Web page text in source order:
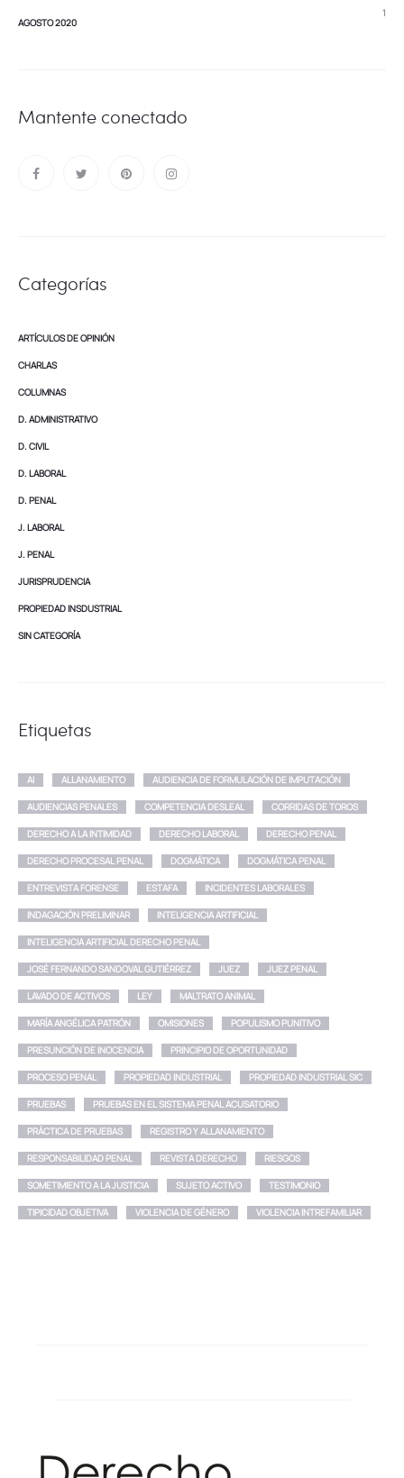
AGOSTO 2020
1
Mantente conectado
Categorías
ARTÍCULOS DE OPINIÓN
CHARLAS
COLUMNAS
D. ADMINISTRATIVO
D. CIVIL
D. LABORAL
D. PENAL
J. LABORAL
J. PENAL
JURISPRUDENCIA
PROPIEDAD INSDUSTRIAL
SIN CATEGORÍA
Etiquetas
AI ALLANAMIENTO AUDIENCIA DE FORMULACIÓN DE IMPUTACIÓN
AUDIENCIAS PENALES COMPETENCIA DESLEAL CORRIDAS DE TOROS
DERECHO A LA INTIMIDAD DERECHO LABORAL DERECHO PENAL
DERECHO PROCESAL PENAL DOGMÁTICA DOGMÁTICA PENAL
ENTREVISTA FORENSE ESTAFA INCIDENTES LABORALES
INDAGACIÓN PRELIMINAR INTELIGENCIA ARTIFICIAL
INTELIGENCIA ARTIFICIAL DERECHO PENAL
JOSÉ FERNANDO SANDOVAL GUTIÉRREZ JUEZ JUEZ PENAL
LAVADO DE ACTIVOS LEY MALTRATO ANIMAL
MARÍA ANGÉLICA PATRÓN OMISIONES POPULISMO PUNITIVO
PRESUNCIÓN DE INOCENCIA PRINCIPIO DE OPORTUNIDAD
PROCESO PENAL PROPIEDAD INDUSTRIAL PROPIEDAD INDUSTRIAL SIC
PRUEBAS PRUEBAS EN EL SISTEMA PENAL ACUSATORIO
PRÁCTICA DE PRUEBAS REGISTRO Y ALLANAMIENTO
RESPONSABILIDAD PENAL REVISTA DERECHO RIESGOS
SOMETIMIENTO A LA JUSTICIA SUJETO ACTIVO TESTIMONIO
TIPICIDAD OBJETIVA VIOLENCIA DE GÉNERO VIOLENCIA INTREFAMILIAR